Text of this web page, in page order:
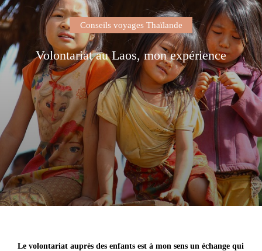
Conseils voyages Thaïlande
Volontariat au Laos, mon expérience
Le volontariat auprès des enfants est à mon sens un échange qui